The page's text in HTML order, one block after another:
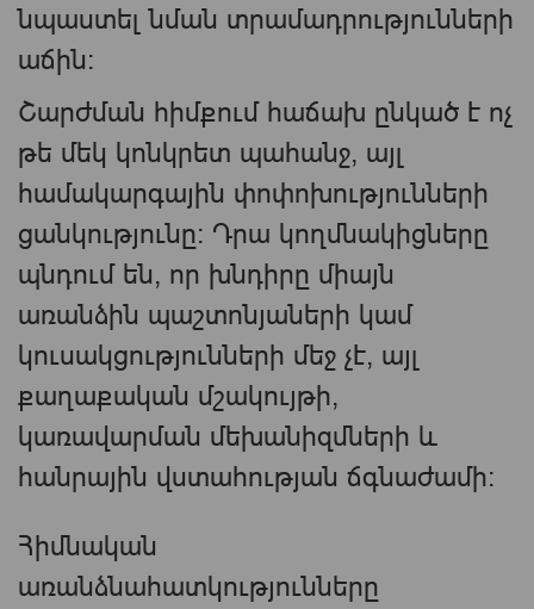
նպաստել նման տրամադրությունների
աճին։
Շարժման հիմքում հաճախ ընկած է ոչ
թե մեկ կոնկրետ պահանջ, այլ
համակարգային փոփոխությունների
ցանկությունը։ Դրա կողմնակիցները
պնդում են, որ խնդիրը միայն
առանձին պաշտոնյաների կամ
կուսակցությունների մեջ չէ, այլ
քաղաքական մշակույթի,
կառավարման մեխանիզմների և
հանրային վստահության ճգնաժամի։
Հիմնական
առանձնահատկությունները